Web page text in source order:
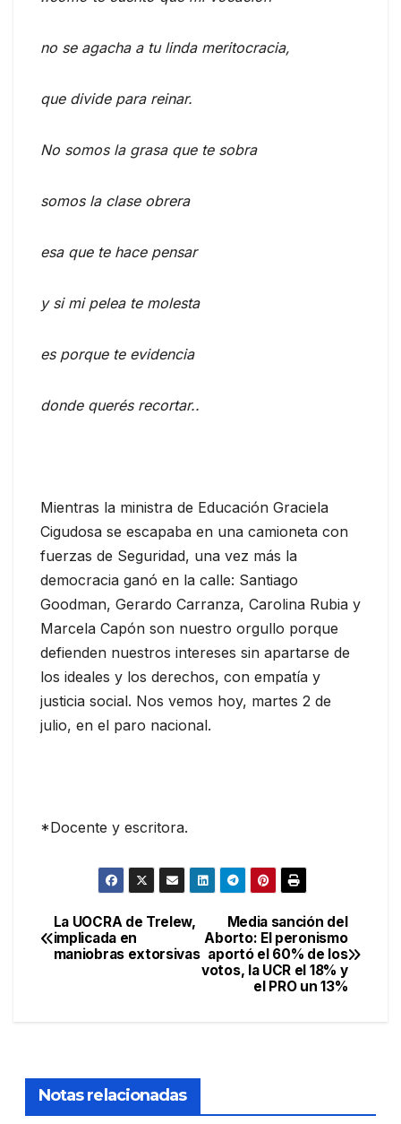
no se agacha a tu linda meritocracia,
que divide para reinar.
No somos la grasa que te sobra
somos la clase obrera
esa que te hace pensar
y si mi pelea te molesta
es porque te evidencia
donde querés recortar..
Mientras la ministra de Educación Graciela
Cigudosa se escapaba en una camioneta con
fuerzas de Seguridad, una vez más la
democracia ganó en la calle: Santiago
Goodman, Gerardo Carranza, Carolina Rubia y
Marcela Capón son nuestro orgullo porque
defienden nuestros intereses sin apartarse de
los ideales y los derechos, con empatía y
justicia social. Nos vemos hoy, martes 2 de
julio, en el paro nacional.
*Docente y escritora.
Navegación
de
Media sanción del
Aborto: El peronismo
aportó el 60% de los
votos, la UCR el 18% y
el PRO un 13%
La UOCRA de Trelew,
implicada en
maniobras extorsivas
Notas relacionadas